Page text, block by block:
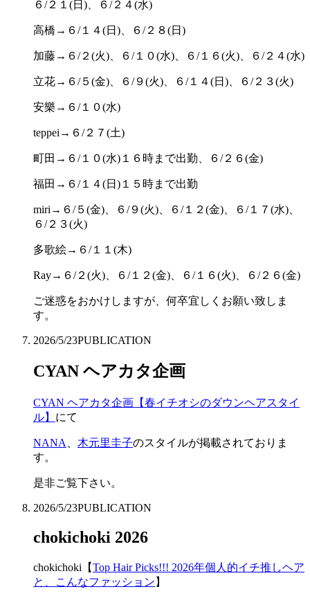
６/２１(日)、６/２４(水)
高橋→６/１４(日)、６/２８(日)
加藤→６/２(火)、６/１０(水)、６/１６(火)、６/２４(水)
立花→６/５(金)、６/９(火)、６/１４(日)、６/２３(火)
安樂→６/１０(水)
teppei→６/２７(土)
町田→６/１０(水)１６時まで出勤、６/２６(金)
福田→６/１４(日)１５時まで出勤
miri→６/５(金)、６/９(火)、６/１２(金)、６/１７(水)、
６/２３(火)
多歌絵→６/１１(木)
Ray→６/２(火)、６/１２(金)、６/１６(火)、６/２６(金)
ご迷惑をおかけしますが、何卒宜しくお願い致しま
す。
2026/5/23PUBLICATION
CYAN ヘアカタ企画
CYAN ヘアカタ企画【春イチオシのダウンヘアスタイ
ル】 にて
NANA 木元里圭子のスタイルが掲載されておりま
す。
是非ご覧下さい。
2026/5/23PUBLICATION
chokichoki 2026
chokichoki【Top Hair Picks!!! 2026年個人的イチ推しヘア
と、こんなファッション 】